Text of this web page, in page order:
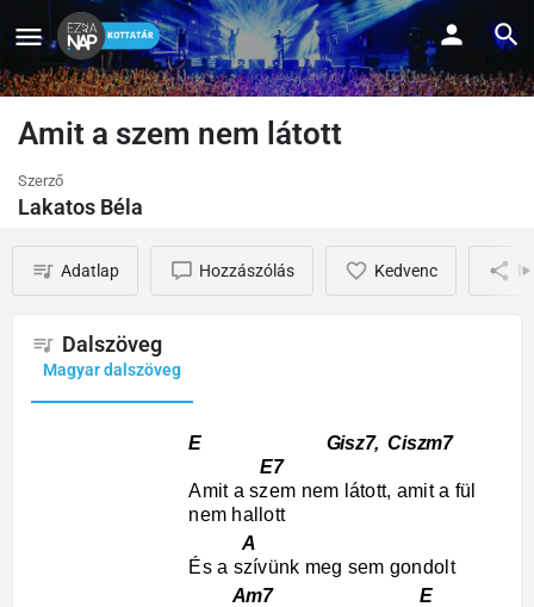
Amit a szem nem látott
Szerző
Lakatos Béla
Adatlap Hozzászólás Kedvenc
Dalszöveg
Magyar dalszöveg
E Gisz7, Ciszm7
E7
Amit a szem nem látott, amit a fül
nem hallott
A
És a szívünk meg sem gondolt
Am7 E